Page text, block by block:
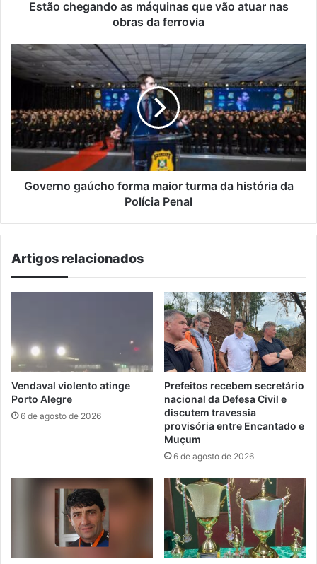
Estão chegando as máquinas que vão atuar nas
obras da ferrovia
Governo
gaúcho
forma
turma
da
história
da
Polícia
PenalGoverno gaúcho forma maior turma da história da
Polícia Penal
Artigos relacionados
Vendaval violento atinge
Porto Alegre
6 de agosto de 2026
Prefeitos recebem secretário
nacional da Defesa Civil e
discutem travessia
provisória entre Encantado e
Muçum
6 de agosto de 2026